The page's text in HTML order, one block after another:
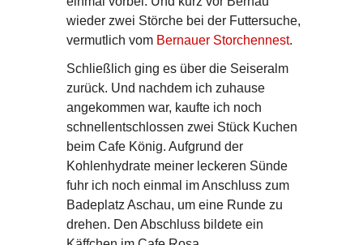
wieder zwei Störche bei der Futtersuche,
vermutlich vom Bernauer Storchennest.
Schließlich ging es über die Seiseralm
zurück. Und nachdem ich zuhause
angekommen war, kaufte ich noch
schnellentschlossen zwei Stück Kuchen
beim Cafe König. Aufgrund der
Kohlenhydrate meiner leckeren Sünde
fuhr ich noch einmal im Anschluss zum
Badeplatz Aschau, um eine Runde zu
drehen. Den Abschluss bildete ein